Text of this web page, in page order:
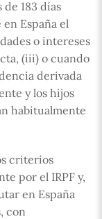
183 días
España el
o intereses
(iii) o cuando
derivada
y los hijos
habitualmente
criterios
por el IRPF y,
en España
con